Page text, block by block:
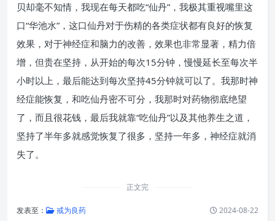
贝却毫不知情，我现在每天都吃“仙丹”，我极其重视嘴里这
口“华池水”，这口仙丹对于伤精的各类症状都有良好的恢复
效果，对于神经症和脑力的改善，效果也非常显著，精力倍
增，但贵在坚持，从开始的每次15分钟，慢慢延长至每次半
小时以上，最后能达到每次坚持45分钟就可以了。我那时神
经症能恢复，和吃仙丹密不可分，我那时对药物彻底绝望
了，而且很花钱，最后我就靠“吃仙丹”以及其他养生之道，
坚持了半年多就感觉恢复了很多，坚持一年多，神经症就消
失了。
正文完
发表至： 戒为良药 2024-08-22